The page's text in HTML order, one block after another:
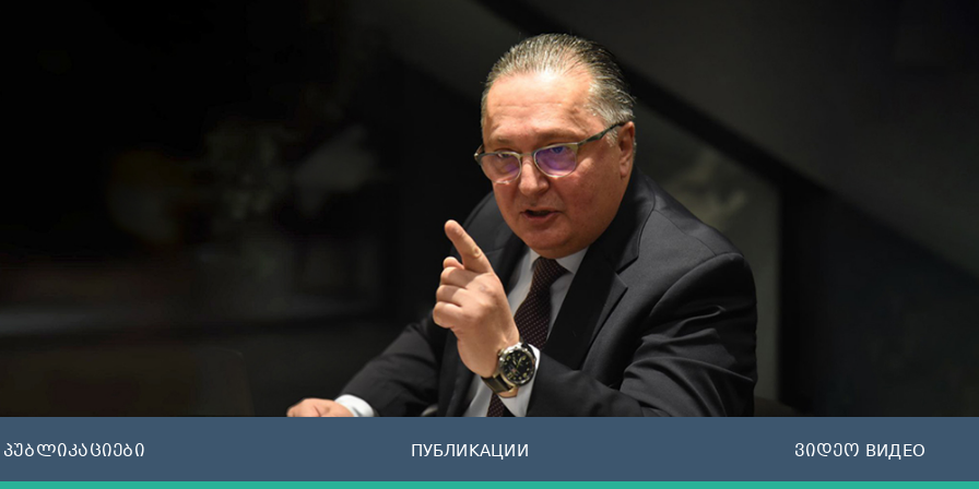
პუბლიკაციები ПУБЛИКАЦИИ ვიდეო ВИДЕО